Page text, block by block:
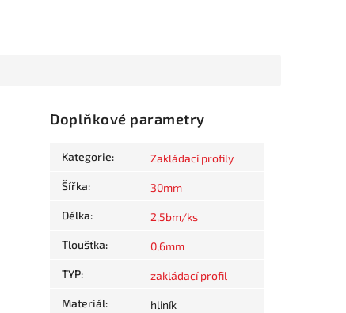
Doplňkové parametry
Kategorie: Zakládací profily
Šířka: 30mm
Délka: 2,5bm/ks
Tloušťka: 0,6mm
TYP: zakládací profil
Materiál: hliník